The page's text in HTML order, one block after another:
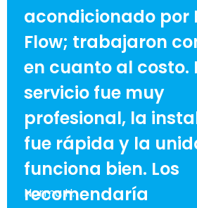
acondicionado por
Flow; trabajaron
en cuanto al costo.
servicio fue muy
profesional, la
fue rápida y la
funciona bien. Los
recomendaría
Norma H.